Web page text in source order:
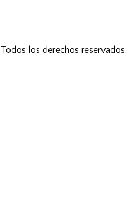
los derechos reservados.